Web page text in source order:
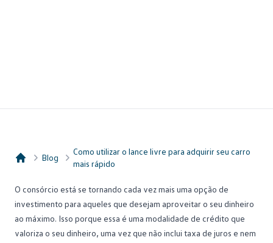
Consórcio Embracon
Blog
Como utilizar o lance livre para adquirir seu carro
mais rápido
O consórcio está se tornando cada vez mais uma opção de
investimento para aqueles que desejam aproveitar o seu dinheiro
ao máximo. Isso porque essa é uma modalidade de crédito que
valoriza o seu dinheiro, uma vez que não inclui taxa de juros e nem